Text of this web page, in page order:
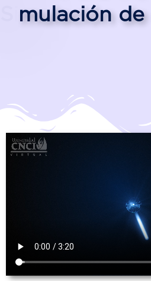
mulación de